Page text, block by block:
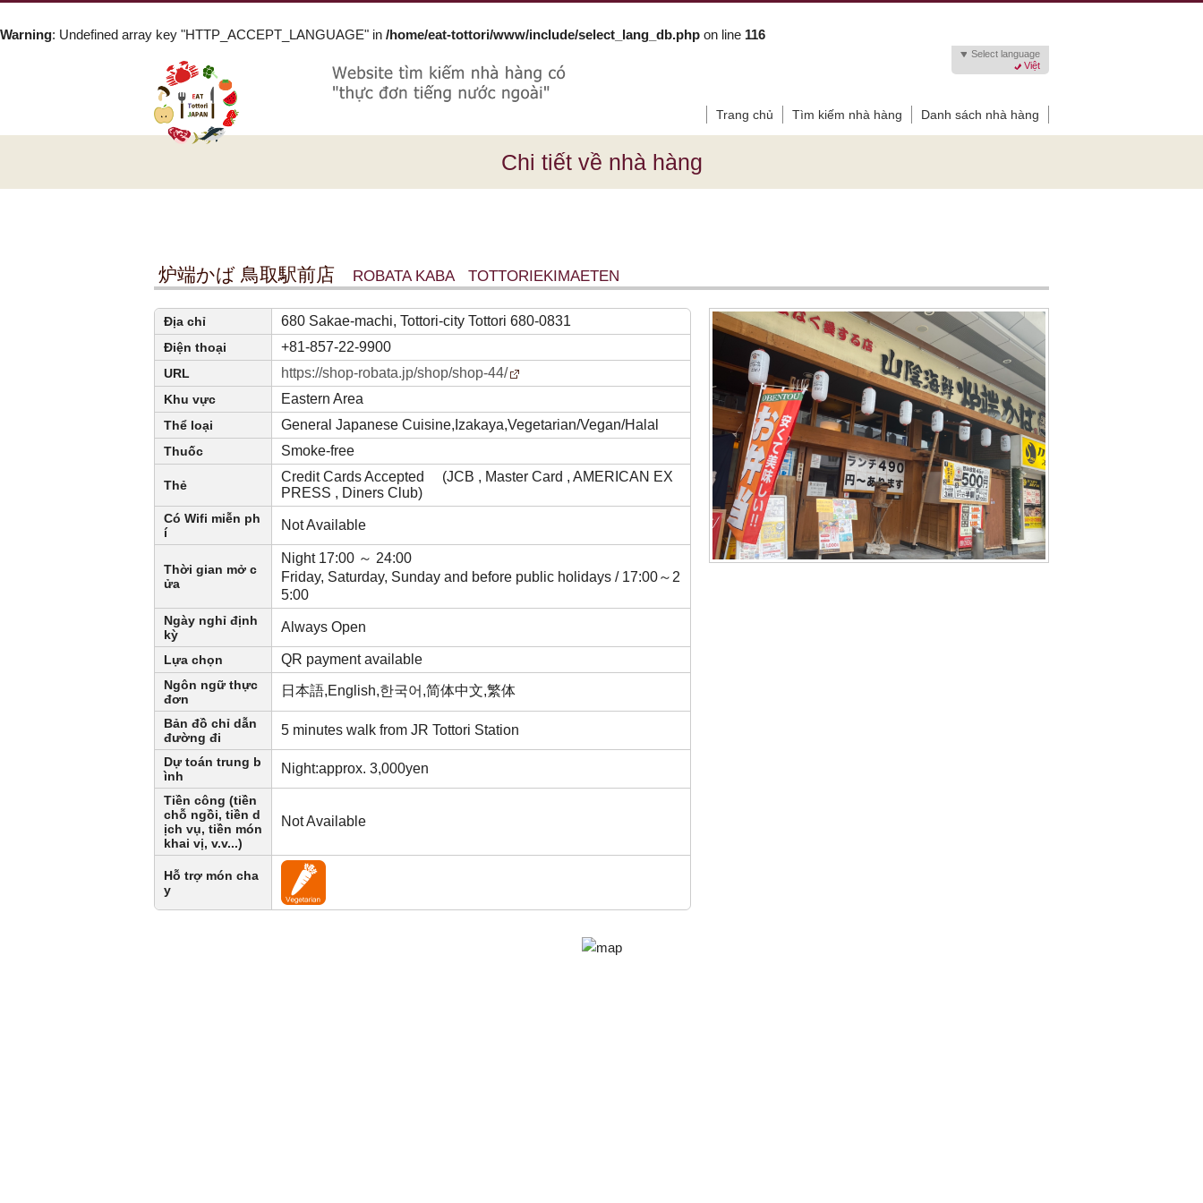
Warning: Undefined array key "HTTP_ACCEPT_LANGUAGE" in /home/eat-tottori/www/include/select_lang_db.php on line 116
Select language
Việt
Trang chủ Tìm kiếm nhà hàng Danh sách nhà hàng
Chi tiết về nhà hàng
炉端かば 鳥取駅前店 ROBATA KABA TOTTORIEKIMAETEN
Địa chỉ 680 Sakae-machi, Tottori-city Tottori 680-0831
Điện thoại +81-857-22-9900
URL https://shop-robata.jp/shop/shop-44/
Khu vực Eastern Area
Thể loại General Japanese Cuisine,Izakaya,Vegetarian/Vegan/Halal
Thuốc Smoke-free
Thẻ
Credit Cards Accepted (JCB , Master Card , AMERICAN EX
PRESS , Diners Club)
Có Wifi miễn ph
í
Not Available
Thời gian mở c
ửa
Night 17:00 ～ 24:00
Friday, Saturday, Sunday and before public holidays / 17:00～2
5:00
Ngày nghỉ định
kỳ
Always Open
Lựa chọn QR payment available
Ngôn ngữ thực
đơn
日本語,English,한국어,简体中文,繁体
Bản đồ chỉ dẫn
đường đi
5 minutes walk from JR Tottori Station
Dự toán trung b
ình
Night:approx. 3,000yen
Tiền công (tiền
chỗ ngồi, tiền d
ịch vụ, tiền món
khai vị, v.v...)
Not Available
Hỗ trợ món cha
y